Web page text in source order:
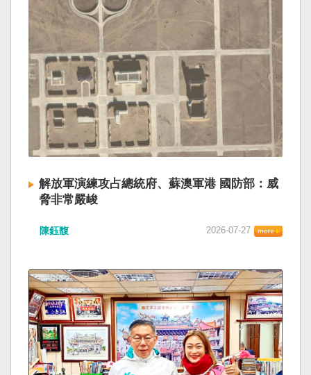
解放軍演練攻占總統府、蘇澳軍港 國防部：威
脅非常嚴峻
陳鈺馥 2026-07-27